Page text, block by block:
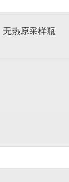
无热原采样瓶